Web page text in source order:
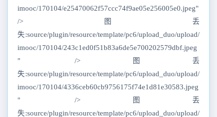
imooc/170104/e25470062f57ccc74f9ae05e256005e0.jpeg"
/>图丢
失:source/plugin/resource/template/pc6/upload_duo/upload/
imooc/170104/243c1ed0f51b83a6de5e700202579dbf.jpeg
" />图丢
失:source/plugin/resource/template/pc6/upload_duo/upload/
imooc/170104/4336ceb60cb9756175f74e1d81e30583.jpeg
" />图丢
失:source/plugin/resource/template/pc6/upload_duo/upload/